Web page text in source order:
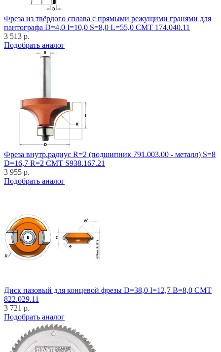
Фреза из твёрдого сплава с прямыми режущими гранями для
пантографа D=4,0 I=10,0 S=8,0 L=55,0 CMT 174.040.11
3 513 р.
Подобрать аналог
Фреза внутр.радиус R=2 (подшипник 791.003.00 - металл) S=8
D=16,7 R=2 CMT S938.167.21
3 955 р.
Подобрать аналог
Диск пазовый для концевой фрезы D=38,0 I=12,7 B=8,0 CMT
822.029.11
3 721 р.
Подобрать аналог